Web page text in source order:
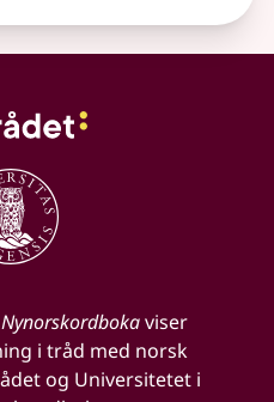
Nynorskordbokaviser
i tråd med norsk
og Universitetet i